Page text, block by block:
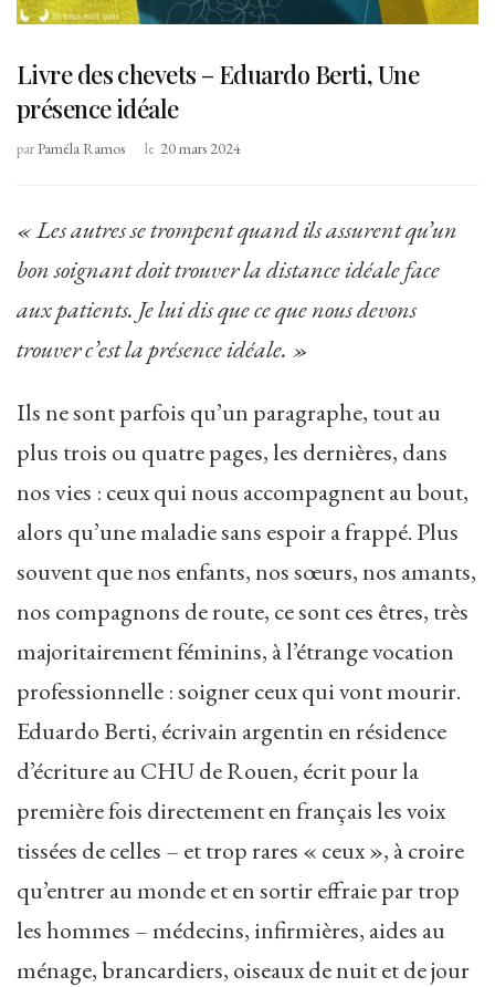
Livre des chevets – Eduardo Berti, Une
présence idéale
parPaméla Ramos le 20 mars 2024
« Les autres se trompent quand ils assurent qu’un
bon soignant doit trouver la distance idéale face
aux patients. Je lui dis que ce que nous devons
trouver c’est la présence idéale. »
Ils ne sont parfois qu’un paragraphe, tout au
plus trois ou quatre pages, les dernières, dans
nos vies : ceux qui nous accompagnent au bout,
alors qu’une maladie sans espoir a frappé. Plus
souvent que nos enfants, nos sœurs, nos amants,
nos compagnons de route, ce sont ces êtres, très
majoritairement féminins, à l’étrange vocation
professionnelle : soigner ceux qui vont mourir.
Eduardo Berti, écrivain argentin en résidence
d’écriture au CHU de Rouen, écrit pour la
première fois directement en français les voix
tissées de celles – et trop rares « ceux », à croire
qu’entrer au monde et en sortir effraie par trop
les hommes – médecins, infirmières, aides au
ménage, brancardiers, oiseaux de nuit et de jour